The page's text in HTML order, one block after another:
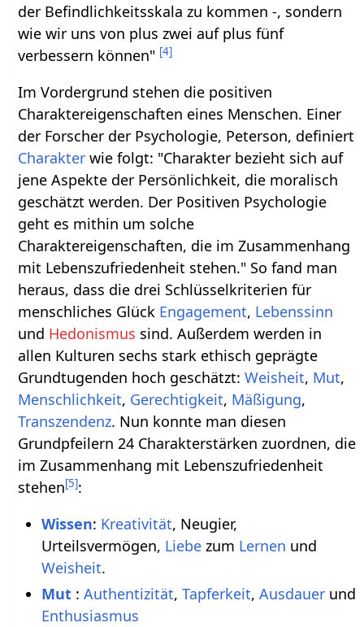
der Befindlichkeitsskala zu kommen -, sondern
wie wir uns von plus zwei auf plus fünf
verbessern können" [4]
Im Vordergrund stehen die positiven
Charaktereigenschaften eines Menschen. Einer
der Forscher der Psychologie, Peterson, definiert
Charakter wie folgt: "Charakter bezieht sich auf
jene Aspekte der Persönlichkeit, die moralisch
geschätzt werden. Der Positiven Psychologie
geht es mithin um solche
Charaktereigenschaften, die im Zusammenhang
mit Lebenszufriedenheit stehen." So fand man
heraus, dass die drei Schlüsselkriterien für
menschliches Glück Engagement, Lebenssinn
und Hedonismus sind. Außerdem werden in
allen Kulturen sechs stark ethisch geprägte
Grundtugenden hoch geschätzt:Weisheit, Mut,
Menschlichkeit, Gerechtigkeit, Mäßigung,
Transzendenz. Nun konnte man diesen
Grundpfeilern 24 Charakterstärken zuordnen, die
im Zusammenhang mit Lebenszufriedenheit
stehen[5]:
Wissen: Kreativität, Neugier,
Urteilsvermögen, Liebezum Lernen und
Weisheit.
Mut: Authentizität, Tapferkeit, Ausdauerund
Enthusiasmus